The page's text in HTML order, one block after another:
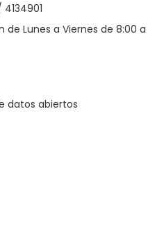
de Lunes a Viernes de 8:00 a
datos abiertos